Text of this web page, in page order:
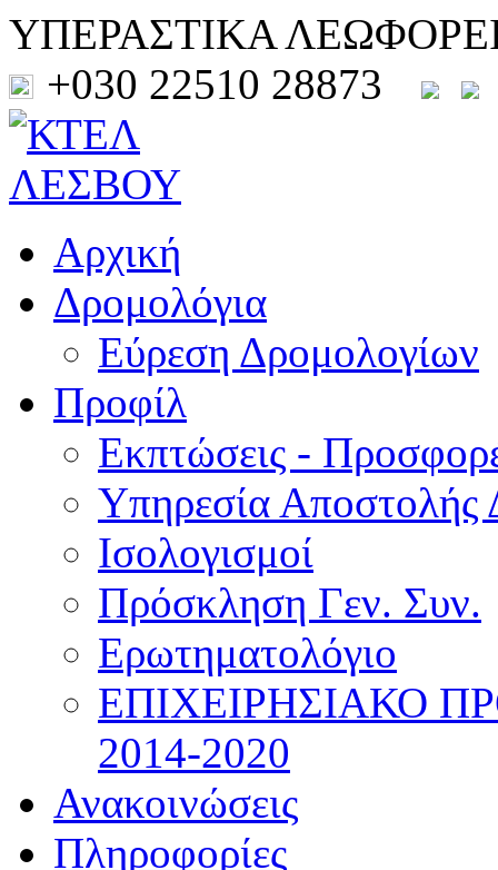
ΥΠΕΡΑΣΤΙΚΑ
+030 22510 28873
Αρχική
Δρομολόγια
Εύρεση Δρομολογίων
Προφίλ
Εκπτώσεις -
Υπηρεσία Αποστολής
Ισολογισμοί
Πρόσκληση Γεν. Συν.
Ερωτηματολόγιο
ΕΠΙΧΕΙΡΗΣΙΑΚΟ
2014-2020
Ανακοινώσεις
Πληροφορίες